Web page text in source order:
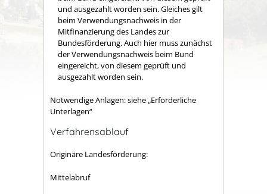
und ausgezahlt worden sein. Gleiches gilt
beim Verwendungsnachweis in der
Mitfinanzierung des Landes zur
Bundesförderung. Auch hier muss zunächst
der Verwendungsnachweis beim Bund
eingereicht, von diesem geprüft und
ausgezahlt worden sein.
Notwendige Anlagen: siehe „Erforderliche
Unterlagen“
Verfahrensablauf
Originäre Landesförderung:
Mittelabruf